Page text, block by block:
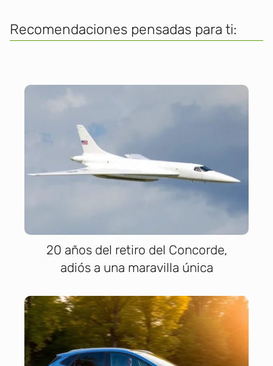
Recomendaciones pensadas para ti:
20 años del retiro del Concorde,
adiós a una maravilla única